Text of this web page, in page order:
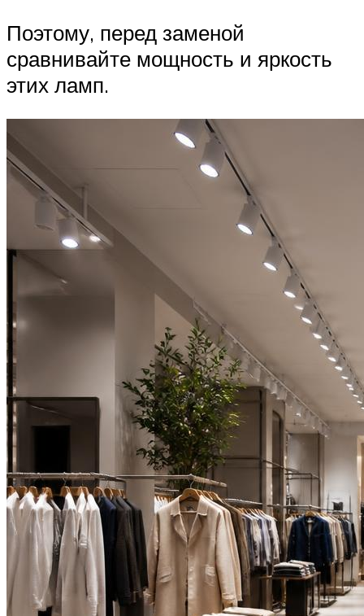
Поэтому, перед заменой
сравнивайте мощность и яркость
этих ламп.